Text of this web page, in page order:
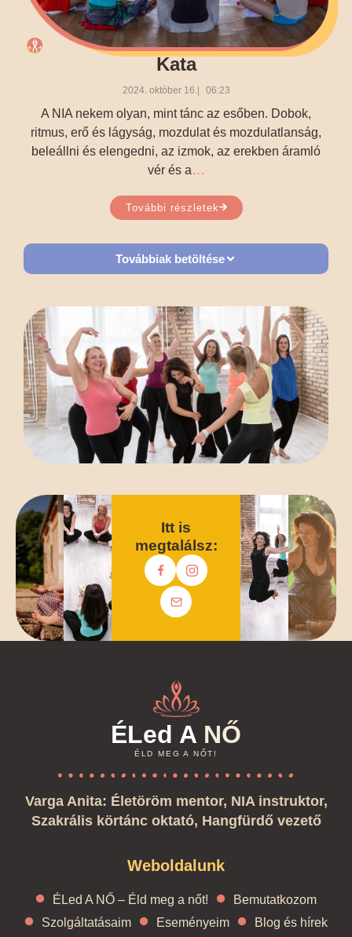
Kata
2024. október 16. 06:23
A NIA nekem olyan, mint tánc az esőben. Dobok,
ritmus, erő és lágyság, mozdulat és mozdulatlanság,
beleállni és elengedni, az izmok, az erekben áramló
vér és a…
További részletek
Továbbiak betöltése
Itt is
megtalálsz:
ÉLed A NŐ
ÉLD MEG A NŐT!
Varga Anita: Életöröm mentor, NIA instruktor,
Szakrális körtánc oktató, Hangfürdő vezető
Weboldalunk
ÉLed A NŐ – Éld meg a nőt!
Bemutatkozom
Szolgáltatásaim
Eseményeim
Blog és hírek